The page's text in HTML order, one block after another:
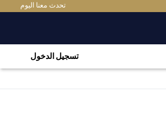
تحدث معنا اليوم
تسجيل الدخول